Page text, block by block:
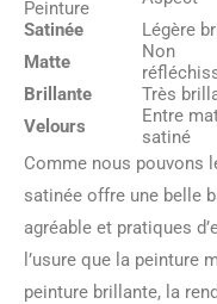
Peinture
Satinée
Légère
Matte
Non
Brillante
Très
Velours
Entre
satiné
Comme nous pouvons
satinée offre une belle
agréable et pratiques
l’usure que la peinture
peinture brillante, la